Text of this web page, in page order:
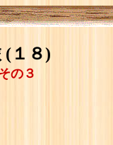
１８)
の３